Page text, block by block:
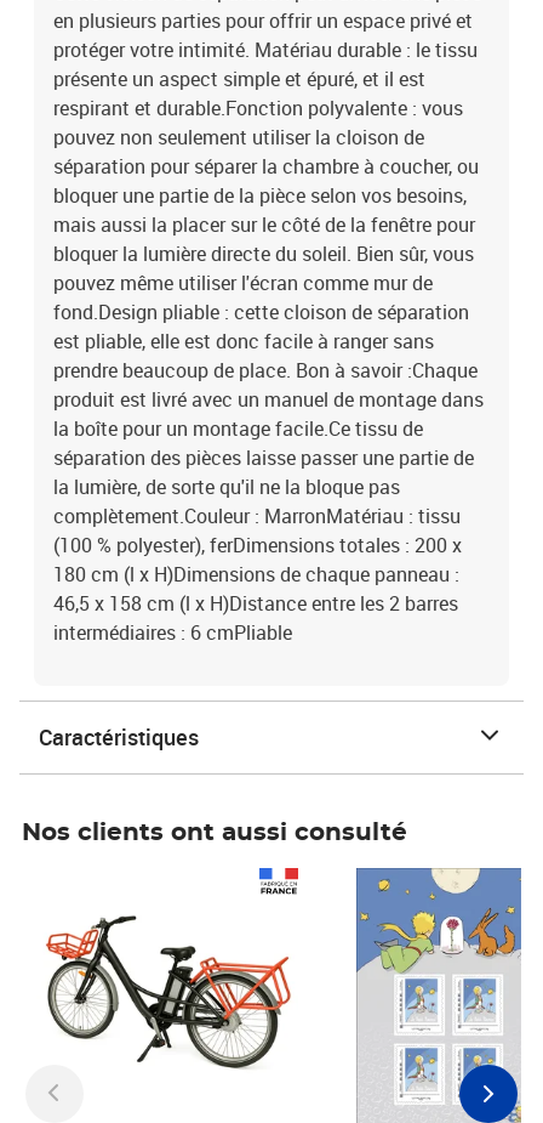
MarronMatériau : tissu (100 % polyester), ferDimensions totales :
200 x 180 cm (l x H)Dimensions de chaque panneau : 46,5 x 158
cm (l x H)Distance entre les 2 barres intermédiaires : 6 cmPliable
en plusieurs parties pour offrir un espace privé et
protéger votre intimité. Matériau durable : le tissu
présente un aspect simple et épuré, et il est
respirant et durable.Fonction polyvalente : vous
pouvez non seulement utiliser la cloison de
séparation pour séparer la chambre à coucher, ou
bloquer une partie de la pièce selon vos besoins,
mais aussi la placer sur le côté de la fenêtre pour
bloquer la lumière directe du soleil. Bien sûr, vous
pouvez même utiliser l'écran comme mur de
fond.Design pliable : cette cloison de séparation
est pliable, elle est donc facile à ranger sans
prendre beaucoup de place. Bon à savoir :Chaque
produit est livré avec un manuel de montage dans
la boîte pour un montage facile.Ce tissu de
séparation des pièces laisse passer une partie de
la lumière, de sorte qu'il ne la bloque pas
complètement.Couleur : MarronMatériau : tissu
(100 % polyester), ferDimensions totales : 200 x
180 cm (l x H)Dimensions de chaque panneau :
46,5 x 158 cm (l x H)Distance entre les 2 barres
intermédiaires : 6 cmPliable
Caractéristiques
Nos clients ont aussi consulté
Prix 6,25€ HT